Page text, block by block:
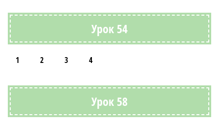
Урок 54
1 2 3 4
Урок 58